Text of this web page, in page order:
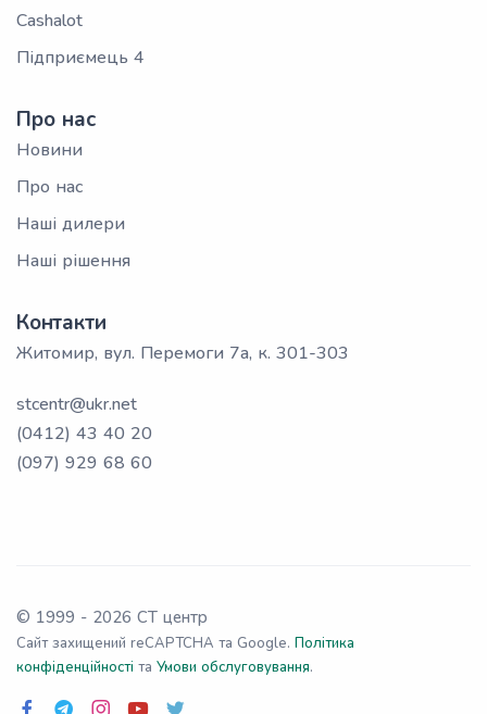
Cashalot
Підприємець 4
Про нас
Новини
Про нас
Наші дилери
Наші рішення
Контакти
Житомир, вул. Перемоги 7а, к. 301-303
stcentr@ukr.net
(0412) 43 40 20
(097) 929 68 60
© 1999 - 2026 СТ центр
Сайт захищений reCAPTCHA та Google. Політика
конфіденційності та Умови обслуговування.